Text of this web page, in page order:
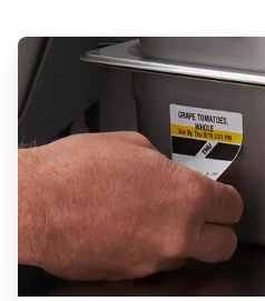
ArticleTile
de
3